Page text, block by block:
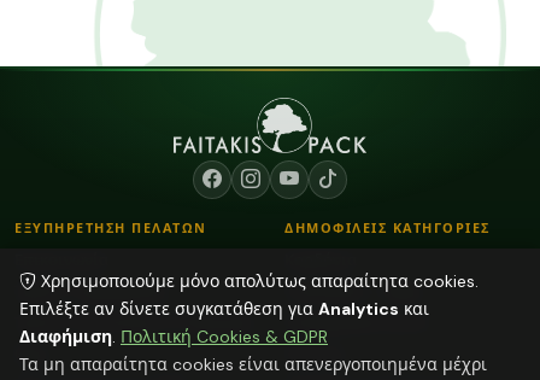
ΕΞΥΠΗΡΕΤΗΣΗ ΠΕΛΑΤΩΝ
Τρόποι Παραγγελίας
Τρόποι Αποστολής & Πληρωμής
Blog
ΔΗΜΟΦΙΛΕΙΣ ΚΑΤΗΓΟΡΙΕΣ
Λουλούδια - Βάζα
Αποξηραμένα φυτά
Χρησιμοποιούμε μόνο απολύτως απαραίτητα cookies.
Επιλέξτε αν δίνετε συγκατάθεση για Analytics και
Διαφήμιση. Πολιτική Cookies & GDPR
Τα μη απαραίτητα cookies είναι απενεργοποιημένα μέχρι